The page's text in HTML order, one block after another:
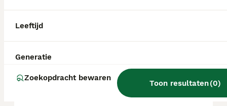
Leeftijd
Generatie
Zoekopdracht bewaren
Toon resultaten(0)
agressie, wat ook de reden is dat hij in het
Blaffen fila brasileiros veel?